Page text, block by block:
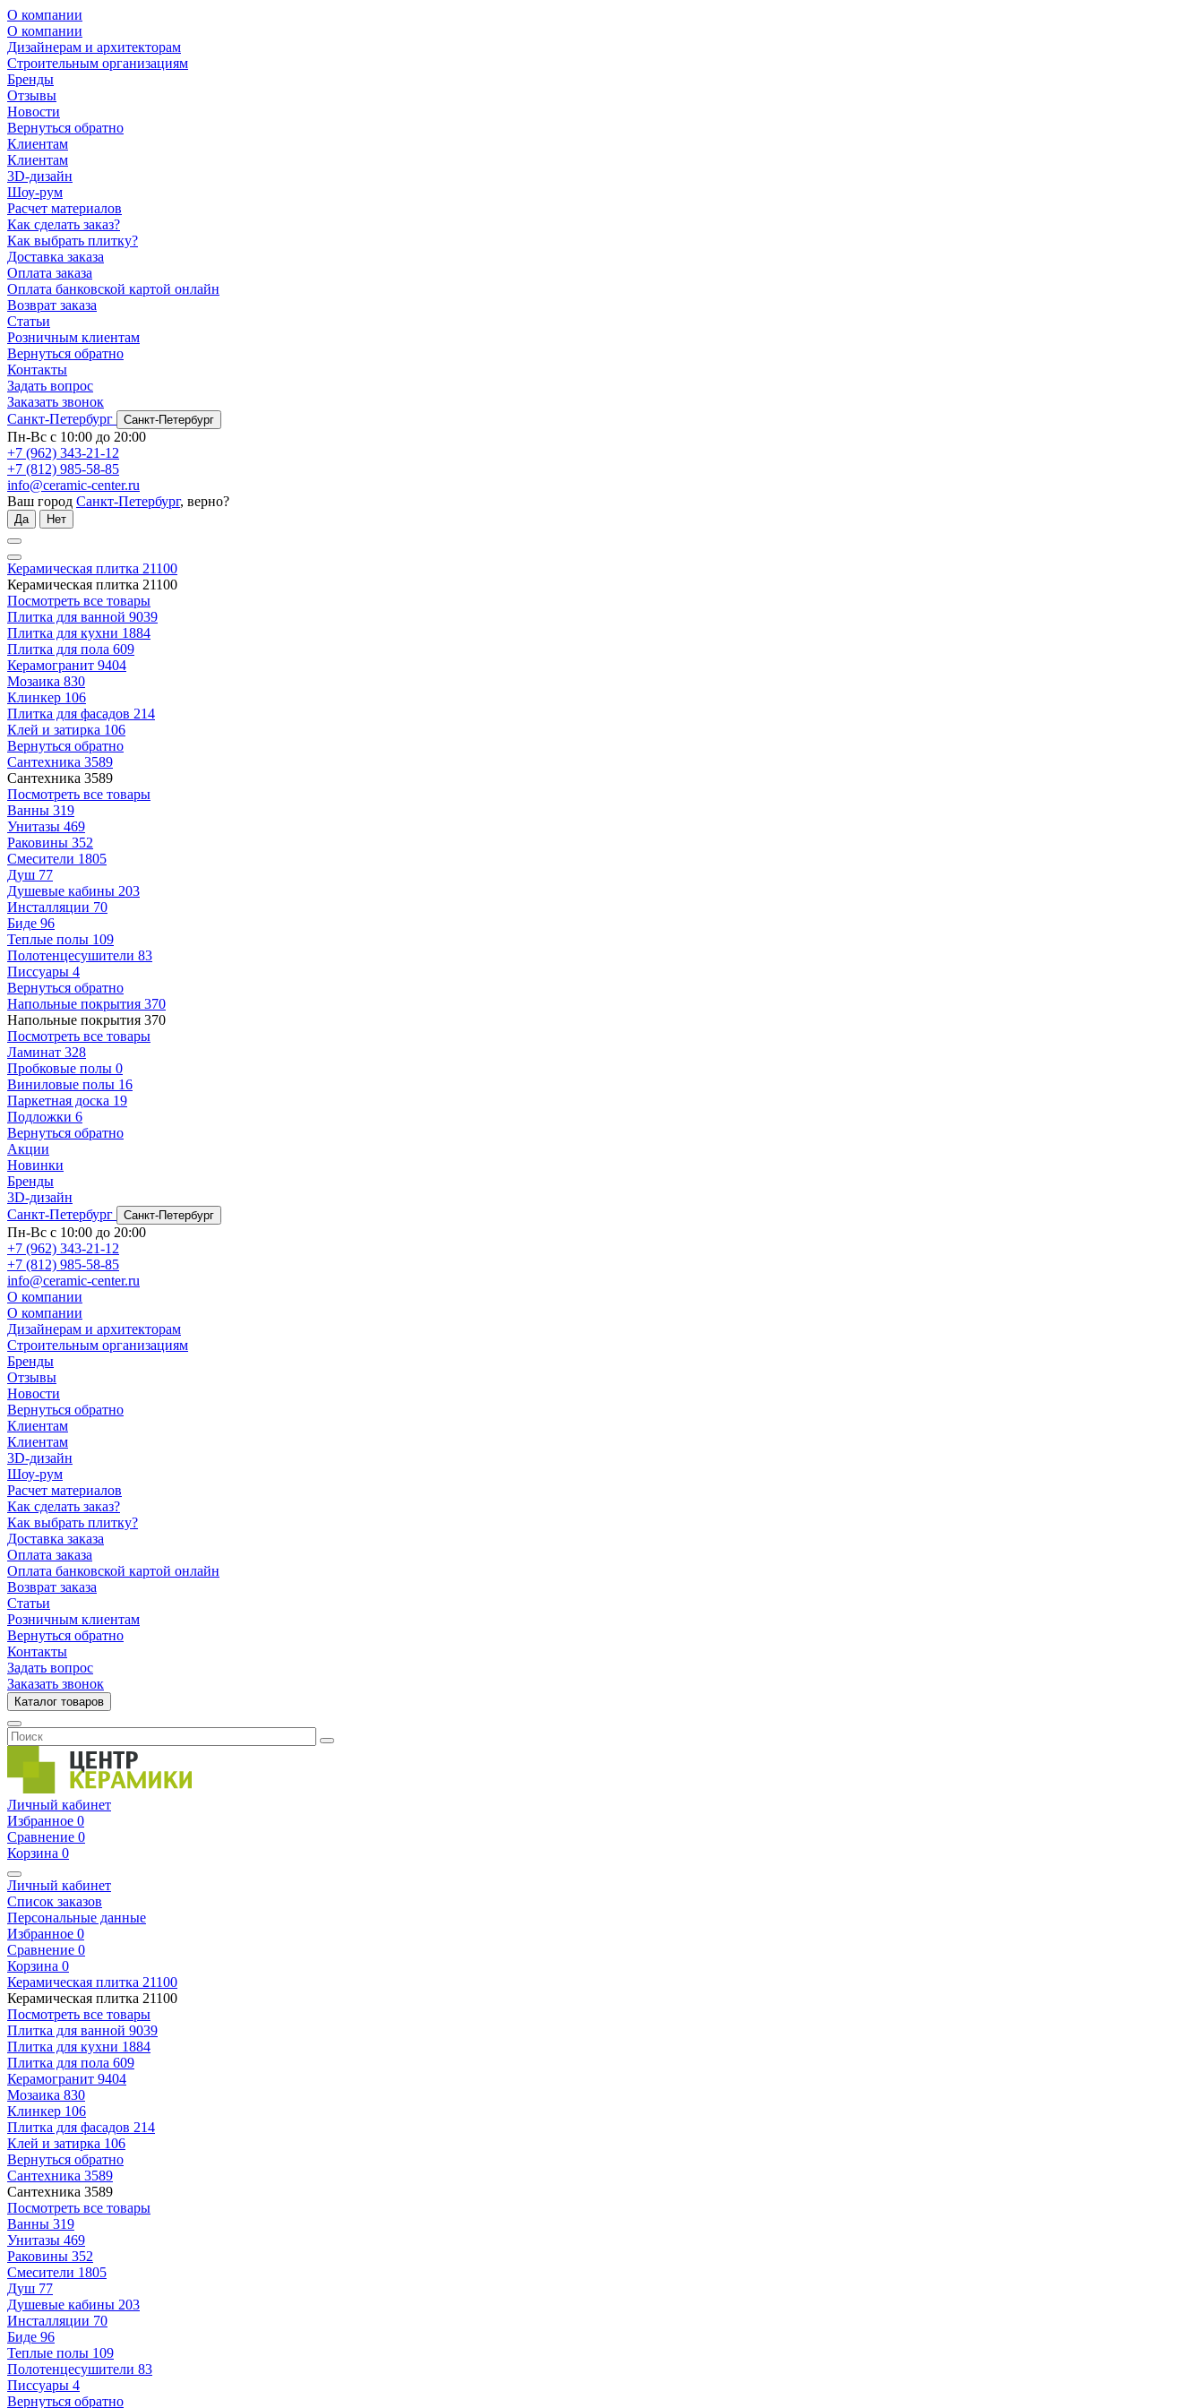
О компании
О компании
Дизайнерам и архитекторам
Строительным организациям
Бренды
Отзывы
Новости
Вернуться обратно
Клиентам
Клиентам
3D-дизайн
Шоу-рум
Расчет материалов
Как сделать заказ?
Как выбрать плитку?
Доставка заказа
Оплата заказа
Оплата банковской картой онлайн
Возврат заказа
Статьи
Розничным клиентам
Вернуться обратно
Контакты
Задать вопрос
Заказать звонок
Санкт-Петербург
Санкт-Петербург
Пн-Вс с 10:00 до 20:00
+7 (962) 343-21-12
+7 (812) 985-58-85
info@ceramic-center.ru
Ваш город Санкт-Петербург, верно?
Да Нет
Керамическая плитка 21100
Керамическая плитка 21100
Посмотреть все товары
Плитка для ванной 9039
Плитка для кухни 1884
Плитка для пола 609
Керамогранит 9404
Мозаика 830
Клинкер 106
Плитка для фасадов 214
Клей и затирка 106
Вернуться обратно
Сантехника 3589
Сантехника 3589
Посмотреть все товары
Ванны 319
Унитазы 469
Раковины 352
Смесители 1805
Душ 77
Душевые кабины 203
Инсталляции 70
Биде 96
Теплые полы 109
Полотенцесушители 83
Писсуары 4
Вернуться обратно
Напольные покрытия 370
Напольные покрытия 370
Посмотреть все товары
Ламинат 328
Пробковые полы 0
Виниловые полы 16
Паркетная доска 19
Подложки 6
Вернуться обратно
Акции
Новинки
Бренды
3D-дизайн
Санкт-Петербург
Санкт-Петербург
Пн-Вс с 10:00 до 20:00
+7 (962) 343-21-12
+7 (812) 985-58-85
info@ceramic-center.ru
О компании
О компании
Дизайнерам и архитекторам
Строительным организациям
Бренды
Отзывы
Новости
Вернуться обратно
Клиентам
Клиентам
3D-дизайн
Шоу-рум
Расчет материалов
Как сделать заказ?
Как выбрать плитку?
Доставка заказа
Оплата заказа
Оплата банковской картой онлайн
Возврат заказа
Статьи
Розничным клиентам
Вернуться обратно
Контакты
Задать вопрос
Заказать звонок
Каталог товаров
Личный кабинет
Избранное 0
Сравнение 0
Корзина 0
Личный кабинет
Список заказов
Персональные данные
Избранное 0
Сравнение 0
Корзина 0
Керамическая плитка 21100
Керамическая плитка 21100
Посмотреть все товары
Плитка для ванной 9039
Плитка для кухни 1884
Плитка для пола 609
Керамогранит 9404
Мозаика 830
Клинкер 106
Плитка для фасадов 214
Клей и затирка 106
Вернуться обратно
Сантехника 3589
Сантехника 3589
Посмотреть все товары
Ванны 319
Унитазы 469
Раковины 352
Смесители 1805
Душ 77
Душевые кабины 203
Инсталляции 70
Биде 96
Теплые полы 109
Полотенцесушители 83
Писсуары 4
Вернуться обратно